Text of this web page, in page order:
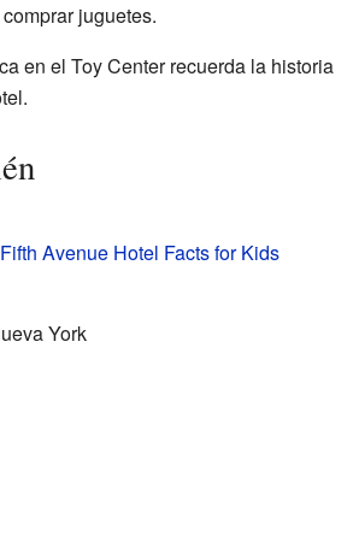
juguetes.
en el Toy Center recuerda la historia
Fifth Avenue Hotel Facts for Kids
York